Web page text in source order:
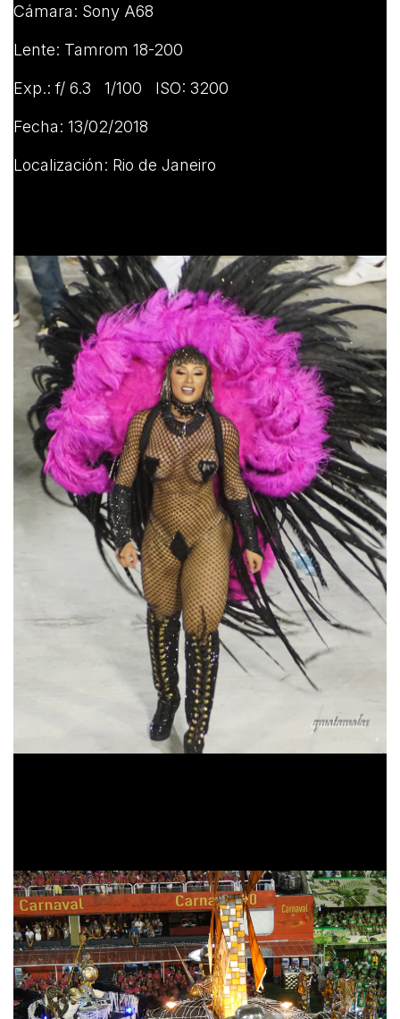
Cámara: Sony A68
Lente: Tamrom 18-200
Exp.: f/ 6.3 1/100 ISO: 3200
Fecha: 13/02/2018
Localización: Rio de Janeiro